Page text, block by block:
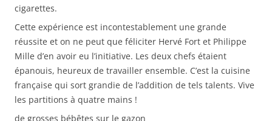
cigarettes.
Cette expérience est incontestablement une grande
réussite et on ne peut que féliciter Hervé Fort et Philippe
Mille d’en avoir eu l’initiative. Les deux chefs étaient
épanouis, heureux de travailler ensemble. C’est la cuisine
française qui sort grandie de l’addition de tels talents. Vive
les partitions à quatre mains !
de grosses bébêtes sur le gazon